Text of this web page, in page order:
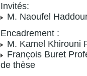
Invités:
M. Naoufel
Encadrement :
M. Kamel Khirouni
François Buret
de thèse